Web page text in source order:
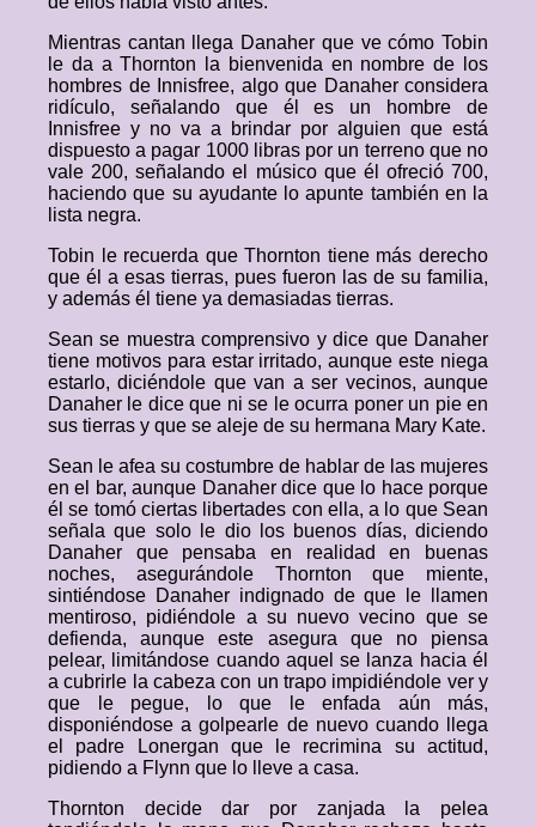
Mientras cantan llega Danaher que ve cómo Tobin
le da a Thornton la bienvenida en nombre de los
hombres de Innisfree, algo que Danaher considera
ridículo, señalando que él es un hombre de
Innisfree y no va a brindar por alguien que está
dispuesto a pagar 1000 libras por un terreno que no
vale 200, señalando el músico que él ofreció 700,
haciendo que su ayudante lo apunte también en la
lista negra.
Tobin le recuerda que Thornton tiene más derecho
que él a esas tierras, pues fueron las de su familia,
y además él tiene ya demasiadas tierras.
Sean se muestra comprensivo y dice que Danaher
tiene motivos para estar irritado, aunque este niega
estarlo, diciéndole que van a ser vecinos, aunque
Danaher le dice que ni se le ocurra poner un pie en
sus tierras y que se aleje de su hermana Mary Kate.
Sean le afea su costumbre de hablar de las mujeres
en el bar, aunque Danaher dice que lo hace porque
él se tomó ciertas libertades con ella, a lo que Sean
señala que solo le dio los buenos días, diciendo
Danaher que pensaba en realidad en buenas
noches, asegurándole Thornton que miente,
sintiéndose Danaher indignado de que le llamen
mentiroso, pidiéndole a su nuevo vecino que se
defienda, aunque este asegura que no piensa
pelear, limitándose cuando aquel se lanza hacia él
a cubrirle la cabeza con un trapo impidiéndole ver y
que le pegue, lo que le enfada aún más,
disponiéndose a golpearle de nuevo cuando llega
el padre Lonergan que le recrimina su actitud,
pidiendo a Flynn que lo lleve a casa.
Thornton decide dar por zanjada la pelea